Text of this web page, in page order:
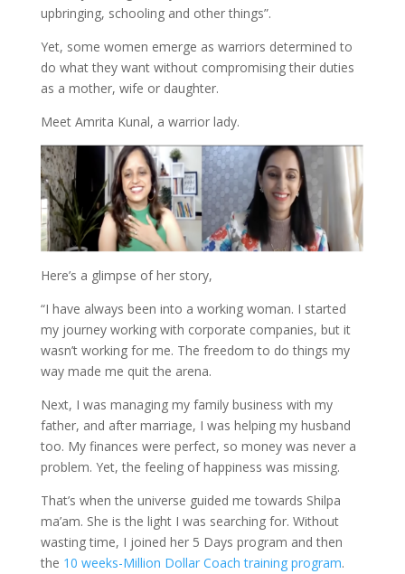
upbringing, schooling and other things”.
Yet, some women emerge as warriors determined to
do what they want without compromising their duties
as a mother, wife or daughter.
Meet Amrita Kunal, a warrior lady.
Here’s a glimpse of her story,
“I have always been into a working woman. I started
my journey working with corporate companies, but it
wasn’t working for me. The freedom to do things my
way made me quit the arena.
Next, I was managing my family business with my
father, and after marriage, I was helping my husband
too. My finances were perfect, so money was never a
problem. Yet, the feeling of happiness was missing.
That’s when the universe guided me towards Shilpa
ma’am. She is the light I was searching for. Without
wasting time, I joined her 5 Days program and then
the 10 weeks-Million Dollar Coach training program.